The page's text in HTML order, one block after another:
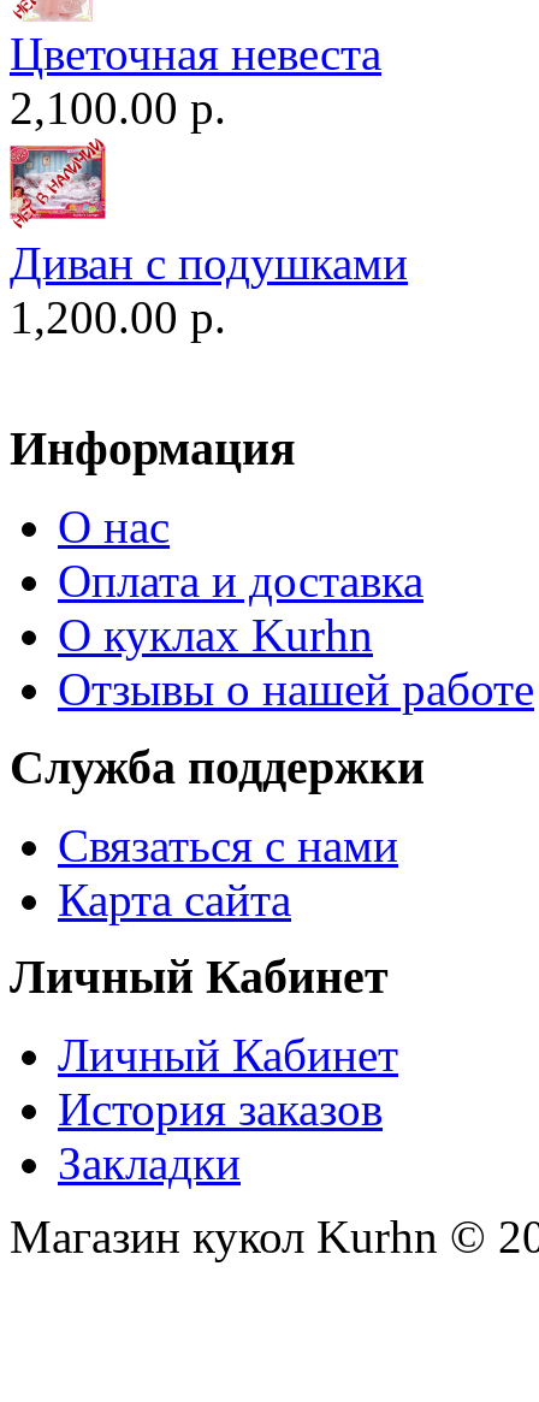
Цветочная невеста
2,100.00 р.
Диван c подушками
1,200.00 р.
Информация
О нас
Оплата и доставка
О куклах Kurhn
Отзывы о нашей работе
Служба поддержки
Связаться с нами
Карта сайта
Личный Кабинет
Личный Кабинет
История заказов
Закладки
Магазин кукол Kurhn ©